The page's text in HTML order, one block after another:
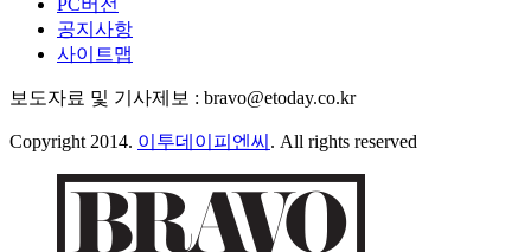
PC버전
공지사항
사이트맵
보도자료 및 기사제보 : bravo@etoday.co.kr
Copyright 2014. 이투데이피엔씨 . All rights reserved